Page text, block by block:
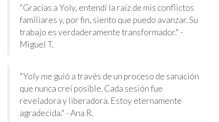
"Gracias a Yoly, entendí la raíz de mis conflictos
familiares y, por fin, siento que puedo avanzar. Su
trabajo es verdaderamente transformador." -
Miguel T.
"Yoly me guió a través de un proceso de sanación
que nunca creí posible. Cada sesión fue
reveladora y liberadora. Estoy eternamente
agradecida." - Ana R.